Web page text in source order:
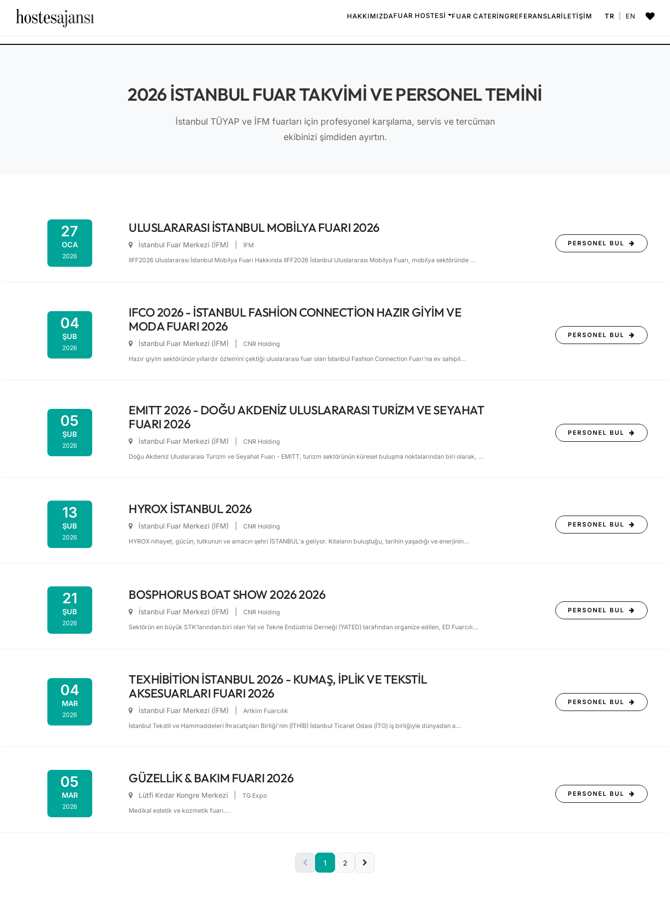
HAKKIMIZDAFUAR HOSTESI FUAR CATERINGREFERANSLARİLETİŞİM TR EN
2026 İSTANBUL FUAR TAKVIMI VE PERSONEL TEMINI
İstanbul TÜYAP ve İFM fuarları için profesyonel karşılama, servis ve tercüman
ekibinizi şimdiden ayırtın.
27
OCA
2026
ULUSLARARASI İSTANBUL MOBILYA FUARI 2026
İstanbul Fuar Merkezi (İFM)
İFM
IIFF2026 Uluslararası İstanbul Mobilya Fuarı Hakkında IIFF2026 İstanbul Uluslararası Mobilya Fuarı, mobilya sektöründe ...
PERSONEL BUL
04
ŞUB
2026
IFCO 2026 - İSTANBUL FASHION CONNECTION HAZIR GIYIM VE
MODA FUARI 2026
İstanbul Fuar Merkezi (İFM)
CNR Holding
Hazır giyim sektörünün yıllardır özlemini çektiği uluslararası fuar olan İstanbul Fashion Connection Fuarı'na ev sahipli...
PERSONEL BUL
05
ŞUB
2026
EMITT 2026 - DOĞU AKDENIZ ULUSLARARASI TURIZM VE SEYAHAT
FUARI 2026
İstanbul Fuar Merkezi (İFM)
CNR Holding
Doğu Akdeniz Uluslararası Turizm ve Seyahat Fuarı - EMITT, turizm sektörünün küresel buluşma noktalarından biri olarak, ...
PERSONEL BUL
13
ŞUB
2026
HYROX İSTANBUL 2026
İstanbul Fuar Merkezi (İFM)
CNR Holding
HYROX nihayet, gücün, tutkunun ve amacın şehri İSTANBUL'a geliyor. Kıtaların buluştuğu, tarihin yaşadığı ve enerjinin...
PERSONEL BUL
21
ŞUB
2026
BOSPHORUS BOAT SHOW 2026 2026
İstanbul Fuar Merkezi (İFM)
CNR Holding
Sektörün en büyük STK’larından biri olan Yat ve Tekne Endüstrisi Derneği (YATED) tarafından organize edilen, ED Fuarcılı...
PERSONEL BUL
04
MAR
2026
TEXHIBITION İSTANBUL 2026 - KUMAŞ, İPLIK VE TEKSTIL
AKSESUARLARI FUARI 2026
İstanbul Fuar Merkezi (İFM)
Artkim Fuarcılık
İstanbul Tekstil ve Hammaddeleri İhracatçıları Birliği'nin (İTHİB) İstanbul Ticaret Odası (İTO) iş birliğiyle dünyadan a...
PERSONEL BUL
05
MAR
2026
GÜZELLIK & BAKIM FUARI 2026
Lütfi Kırdar Kongre Merkezi
TG Expo
Medikal estetik ve kozmetik fuarı....
PERSONEL BUL
1 2